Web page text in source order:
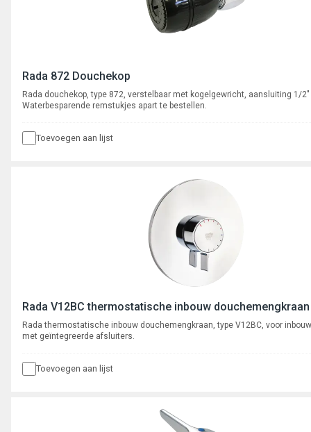
Rada 872 Douchekop
Rada douchekop, type 872, verstelbaar met kogelgewricht, aansluiting 1/
Waterbesparende remstukjes apart te bestellen.
Toevoegen aan lijst
Rada V12BC thermostatische inbouw douchemengkraan
Rada thermostatische inbouw douchemengkraan, type V12BC, voor
met geïntegreerde afsluiters.
Toevoegen aan lijst